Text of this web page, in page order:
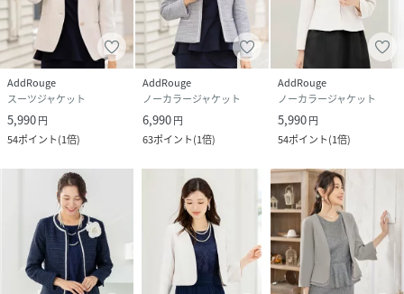
◎ジャケット
・ノーカラージャケット
・長袖タイプ
・ドビー生地
・裏地付き
・ポケット付き
◎カラー
・ブラック（黒）
・ネイビー（紺）
・オフベージュ
AddRouge
スーツジャケット
5,990円
54ポイント(1倍)
AddRouge
ノーカラージャケット
6,990円
63ポイント(1倍)
AddRouge
ノーカラージャケット
5,990円
54ポイント(1倍)